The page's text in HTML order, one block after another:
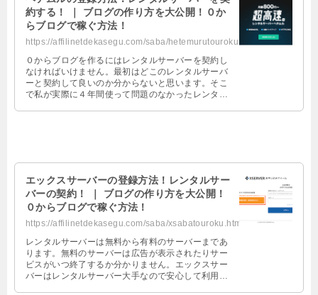
約する！ ｜ ブログの作り方を大公開！０か
らブログで稼ぐ方法！
https://affilinetdekasegu.com/saba/hetemurutouroku.html
０からブログを作るにはレンタルサーバーを契約し
なければいけません。最初はどこのレンタルサーバ
ーと契約して良いのか分からないと思います。そこ
で私が実際に４年間使って問題のなかったレンタル
エックスサーバーの登録方法！レンタルサー
バーの契約！ ｜ ブログの作り方を大公開！
０からブログで稼ぐ方法！
https://affilinetdekasegu.com/saba/xsabatouroku.html
レンタルサーバーは無料から有料のサーバーまであ
ります。無料のサーバーは広告が表示されたりサー
ビスがいつ終了するか分かりません。エックスサー
バーはレンタルサーバー大手なので安心して利用で